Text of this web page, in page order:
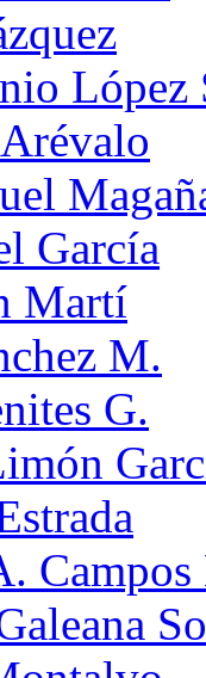
López
García
Martí
M.
G.